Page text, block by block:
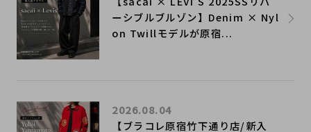
ーシブルブルゾン】Denim × Nyl
on Twillモデルが原宿...
【ブラコレ原宿竹下通り店/新入
2026.08.04